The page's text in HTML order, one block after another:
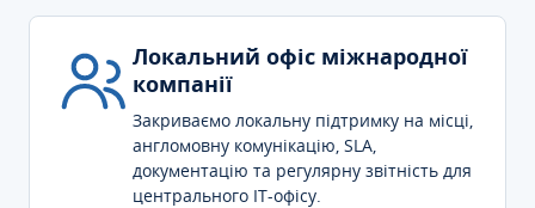
Локальний офіс міжнародної
компанії
Закриваємо локальну підтримку на місці,
англомовну комунікацію, SLA,
документацію та регулярну звітність для
центрального IT-офісу.